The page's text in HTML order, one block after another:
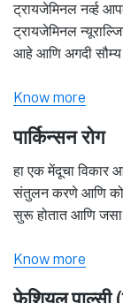
ट्रायजेमिनल नर्व्ह
ट्रायजेमिनल
आहे आणि अगदी
Know more
पार्किन्सन रोग
हा एक मेंदूचा
संतुलन करणे आणि
सुरू होतात आणि जसा
Know more